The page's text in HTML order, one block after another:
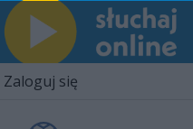
Zaloguj się